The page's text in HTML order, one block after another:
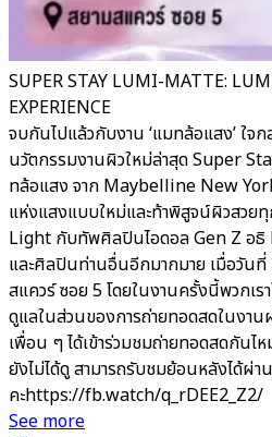
SUPER STAY LUMI-MATTE:
EXPERIENCE
จบกันไปแล้วกับงาน ‘แมทล้อแสง’ ใจ
นวัตกรรมงานผิวใหม่ล่าสุด Super
ทล้อแสง จาก Maybelline New
แห่งแสงแบบใหม่และท้าพิสูจน์ผิวสว
Light กับทัพศิลปินไอดอล Gen Z อธิ
และศิลปินท่านอื่นอีกมากมาย เมื่อวัน
สแควร์ ซอย 5 โดยในงานครั้งนี้พวกเร
ดูแลในส่วนของการถ่ายทอดสดในงา
เพื่อน ๆ ได้เข้าร่วมชมถ่ายทอดสดกันไ
ยังไม่ได้ดู สามารถรับชมย้อนหลังได้ผ่
คะhttps://fb.watch/q_rDEE2_Z2/
See more